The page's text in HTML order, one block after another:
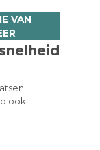
VAN
ook